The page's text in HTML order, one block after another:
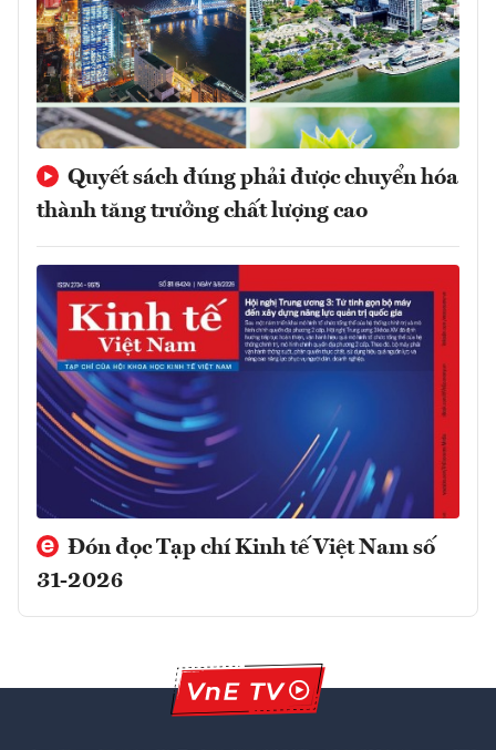
Quyết sách đúng phải được chuyển hóa
thành tăng trưởng chất lượng cao
Đón đọc Tạp chí Kinh tế Việt Nam số
31-2026